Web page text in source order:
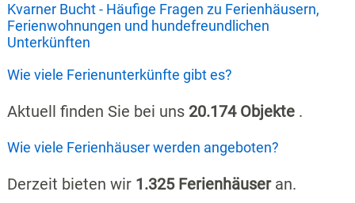
Kvarner Bucht - Häufige Fragen zu Ferienhäusern,
Ferienwohnungen und hundefreundlichen
Unterkünften
Wie viele Ferienunterkünfte gibt es?
Aktuell finden Sie bei uns 20.174 Objekte .
Wie viele Ferienhäuser werden angeboten?
Derzeit bieten wir 1.325 Ferienhäuser an.